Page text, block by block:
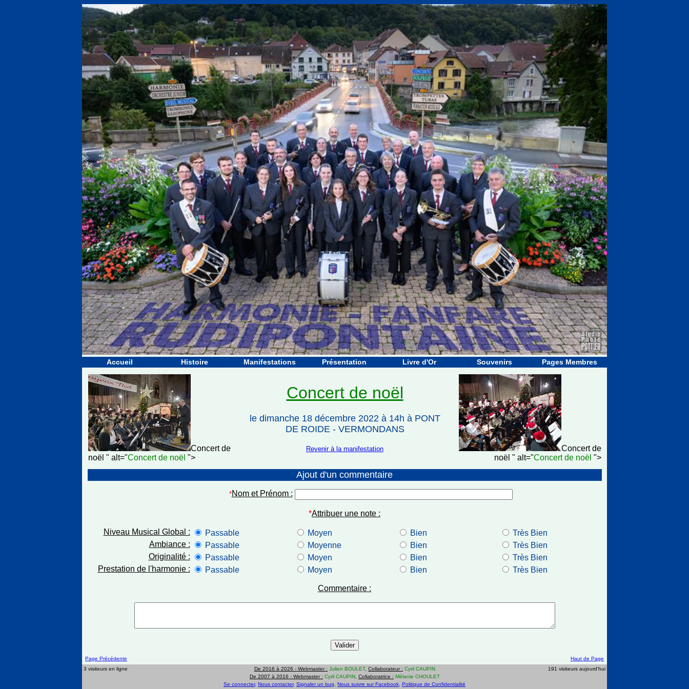
Accueil Histoire Manifestations Présentation Livre d'Or Souvenirs Pages Membres
Concert de
noël " alt="Concert de noël ">
Concert de noël
le dimanche 18 décembre 2022 à 14h à PONT
DE ROIDE - VERMONDANS
Revenir à la manifestation
Concert de
noël " alt="Concert de noël ">
Ajout d'un commentaire
*Nom et Prénom :
*Attribuer une note :
Niveau Musical Global : Passable Moyen Bien
Très Bien
Ambiance :
Passable Moyenne Bien
Très Bien
Originalité :
Passable Moyen Bien
Très Bien
Prestation de l'harmonie :
Passable Moyen Bien Très Bien
Commentaire :
Page Précédente
Haut de Page
3 visiteurs en ligne
De 2016 à 2026 - Webmaster : Julien BOULET, Collaborateur : Cyril CAUPIN
191 visiteurs aujourd'hui
De 2007 à 2016 - Webmaster : Cyril CAUPIN Collaboratrice : Mélanie CHOULET
Se connecter, Nous contacter, Signaler un bug Nous suivre sur Facebook Politique de Confidentialité